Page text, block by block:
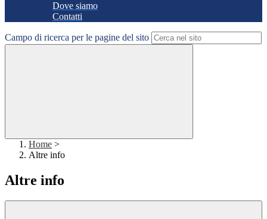
Dove siamo
Contatti
Campo di ricerca per le pagine del sito
Home >
Altre info
Altre info